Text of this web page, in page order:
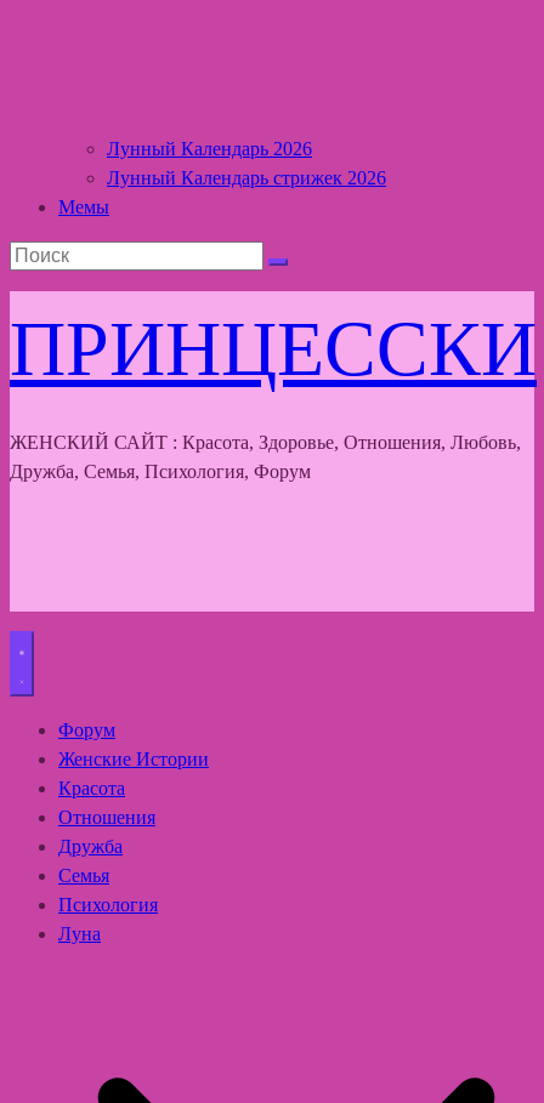
Лунный Календарь 2026
Лунный Календарь стрижек 2026
Мемы
ПРИНЦЕССКИ
ЖЕНСКИЙ САЙТ : Красота, Здоровье, Отношения, Любовь,
Дружба, Семья, Психология, Форум
Форум
Женские Истории
Красота
Отношения
Дружба
Семья
Психология
Луна